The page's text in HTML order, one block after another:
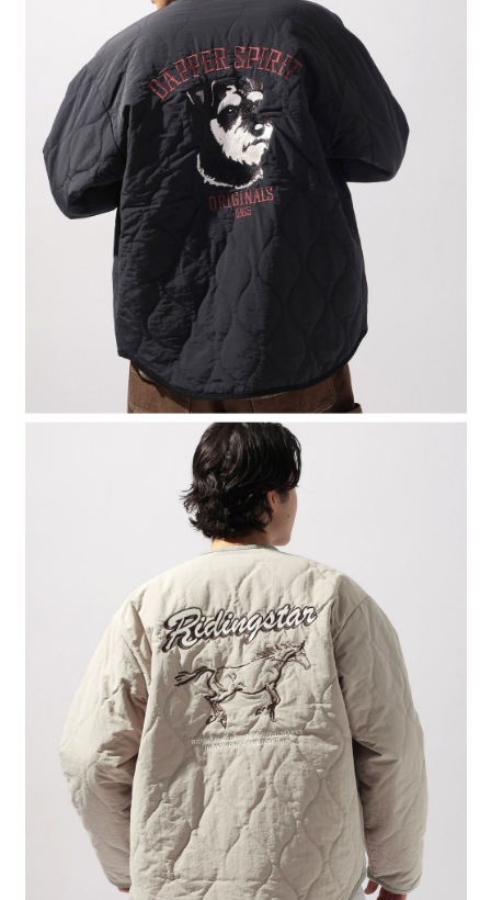
4.訂單成立30分鐘內，如未前往確認交易或遇審核未通過，訂單將自動取
消。如遇「轉專審核」未通過狀況，表示未達大哥付你分期系統評分，恕無
法說明評估內容。
【繳款方式說明】
1.分期款項不併入電信帳單，「大哥付你分期」於每月結算日後寄送繳費提
醒簡訊。
2.透過簡訊連結打開帳單後，可選擇「超商條碼／台灣大直營門市／銀行轉
帳／街口支付／iPASS MONEY」等通路繳費。
【注意事項】
1.本服務係由「台灣大哥大股份有限公司」（以下簡稱本公司）所提供，讓
用戶於交易時，得透過本服務購買商品或服務，並由商店將買賣／分期付款
買賣價金債權讓與本公司後，依約使用本公司帳單繳交帳款。
2.基於同意付款使用「大哥付你分期」之契約關係目的，商店將以您的個人
資料（包含姓名、電話或地址）提供予台灣大哥大進項蒐集、處理及利用，
由本公司與您本人進行分期帳單所需資料之確認、核對及更正。
3.完整用戶服務條款，請詳閱以下連結： https://oppay.tw/userRule
１．簡單：不需註冊會員、不需綁卡、不需儲值。
２．便利：只要手機號碼，簡訊認證，即可結帳。
３．安心：先確認商品／服務後，再付款。
【「AFTEE先享後付」結帳流程】
１．於結帳方式選擇「AFTEE先享後付」後，將跳轉至「AFTEE先享後付」
結帳頁面，進行簡訊認證並確認金額後，即可完成結帳。
２．訂單成立數日內，您將收到繳費通知簡訊。
３．收到繳費通知簡訊後14天內，點擊此簡訊中的連結，可透過四大超商／
ATM／網路銀行／等多元方式進行付款，方視為交易完成。
※ 請注意：結帳手續完成當下不需立刻繳費，但若您需要取消訂單，請聯絡
購買商品的店家。未經商家同意取消之訂單仍視為有效，需透過AFTEE先享
後付繳納相關費用。
※ 交易是否成功請以「AFTEE先享後付 」之結帳頁面顯示為準，若有關於
是否繳費成功／繳費後需取消欲退款等相關疑問，請聯繫「AFTEE先享後付
客戶支援中心」 https://netprotections.freshdesk.com/support/home
１．透過由恩沛科技股份有限公司提供之「AFTEE先享後付」服務完成之交
易，需依本服務之必要範圍內提供個人資料，並將交易相關給付款項請求債
權轉讓予恩沛科技股份有限公司。
２．關於個人資料處理事宜，請瀏覽以下網址：
３．未成年的使用者請事先徵得法定代理人或監護人之同意方可使用
「AFTEE先享後付」，若未經同意申辦者引起之損失，本公司不負相關責
４．使用「AFTEE先享後付」時，將依據個別帳號之用戶狀況，依本公司即
時審查核予不同之上限額度；若仍有額度不足之情形，本公司將視審查結果
５．嚴禁一人註冊多個帳號或使用他人資訊註冊。若發現惡意使用之情形，
恩沛科技股份有限公司將有權停止該用戶之使用額度並採取法律行動。
每筆NT$80，滿NT$888(含以上)免運費
付款後 全家取貨
每筆NT$80，滿NT$888(含以上)免運費
7-11 取貨付款
每筆NT$80，滿NT$1,500(含以上)免運費
付款後 7-11取貨
每筆NT$80，滿NT$1,500(含以上)免運費
每筆NT$80，滿NT$1,500(含以上)免運費